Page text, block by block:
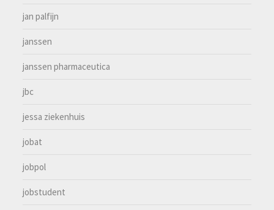
jan palfijn
janssen
janssen pharmaceutica
jbc
jessa ziekenhuis
jobat
jobpol
jobstudent